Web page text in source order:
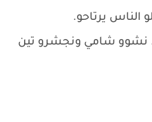
الناس يرتاحو.
نشوو شامي ونجشرو تين